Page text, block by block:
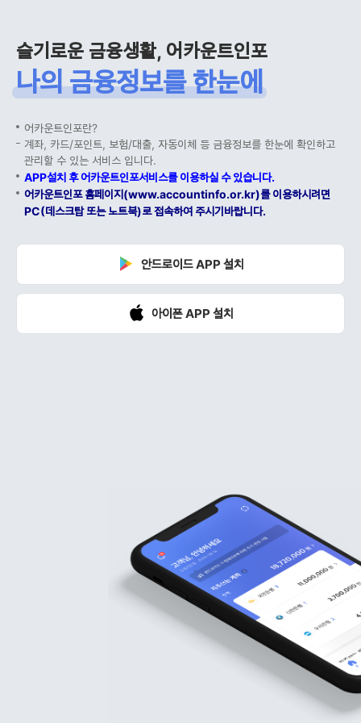
슬기로운 금융생활, 어카운트인포
나의 금융정보를 한눈에
어카운트인포란?
계좌, 카드/포인트, 보험/대출, 자동이체 등 금융정보를 한눈에 확인하고
관리할 수 있는 서비스 입니다.
APP설치 후 어카운트인포서비스를 이용하실 수 있습니다.
어카운트인포 홈페이지(www.accountinfo.or.kr)를 이용하시려면
PC(데스크탑 또는 노트북)로 접속하여 주시기바랍니다.
안드로이드 APP 설치
아이폰 APP 설치